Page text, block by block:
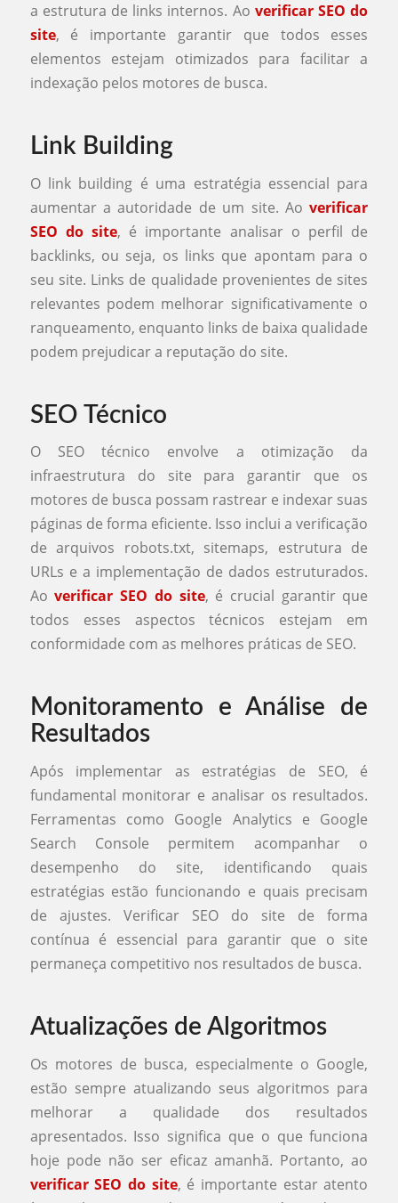
a estrutura de links internos. Ao verificar SEO do
site, é importante garantir que todos esses
elementos estejam otimizados para facilitar a
indexação pelos motores de busca.
Link Building
O link building é uma estratégia essencial para
aumentar a autoridade de um site. Aoverificar
SEO do site, é importante analisar o perfil de
backlinks, ou seja, os links que apontam para o
seu site. Links de qualidade provenientes de sites
relevantes podem melhorar significativamente o
ranqueamento, enquanto links de baixa qualidade
podem prejudicar a reputação do site.
SEO Técnico
O SEO técnico envolve a otimização da
infraestrutura do site para garantir que os
motores de busca possam rastrear e indexar suas
páginas de forma eficiente. Isso inclui a verificação
de arquivos robots.txt, sitemaps, estrutura de
URLs e a implementação de dados estruturados.
Aoverificar SEO do site, é crucial garantir que
todos esses aspectos técnicos estejam em
conformidade com as melhores práticas de SEO.
Monitoramento e Análise de
Resultados
Após implementar as estratégias de SEO, é
fundamental monitorar e analisar os resultados.
Ferramentas como Google Analytics e Google
Search Console permitem acompanhar o
desempenho do site, identificando quais
estratégias estão funcionando e quais precisam
de ajustes. Verificar SEO do site de forma
contínua é essencial para garantir que o site
permaneça competitivo nos resultados de busca.
Atualizações de Algoritmos
Os motores de busca, especialmente o Google,
estão sempre atualizando seus algoritmos para
melhorar a qualidade dos resultados
apresentados. Isso significa que o que funciona
hoje pode não ser eficaz amanhã. Portanto, ao
verificar SEO do site, é importante estar atento